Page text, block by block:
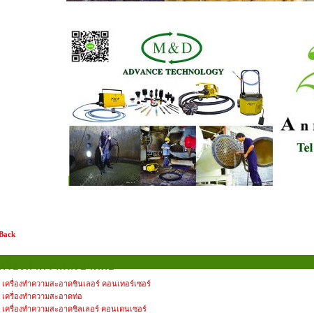
เครื่องทำความสะอาดชินเลอร์ คอนเทอร์เซอร์
เครื่องทำความสะอาดท่อ
เครื่องทำความสะอาดชิลเลอร์ คอนเดนเซอร์